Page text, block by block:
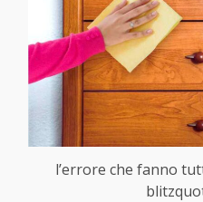
l’errore che fanno